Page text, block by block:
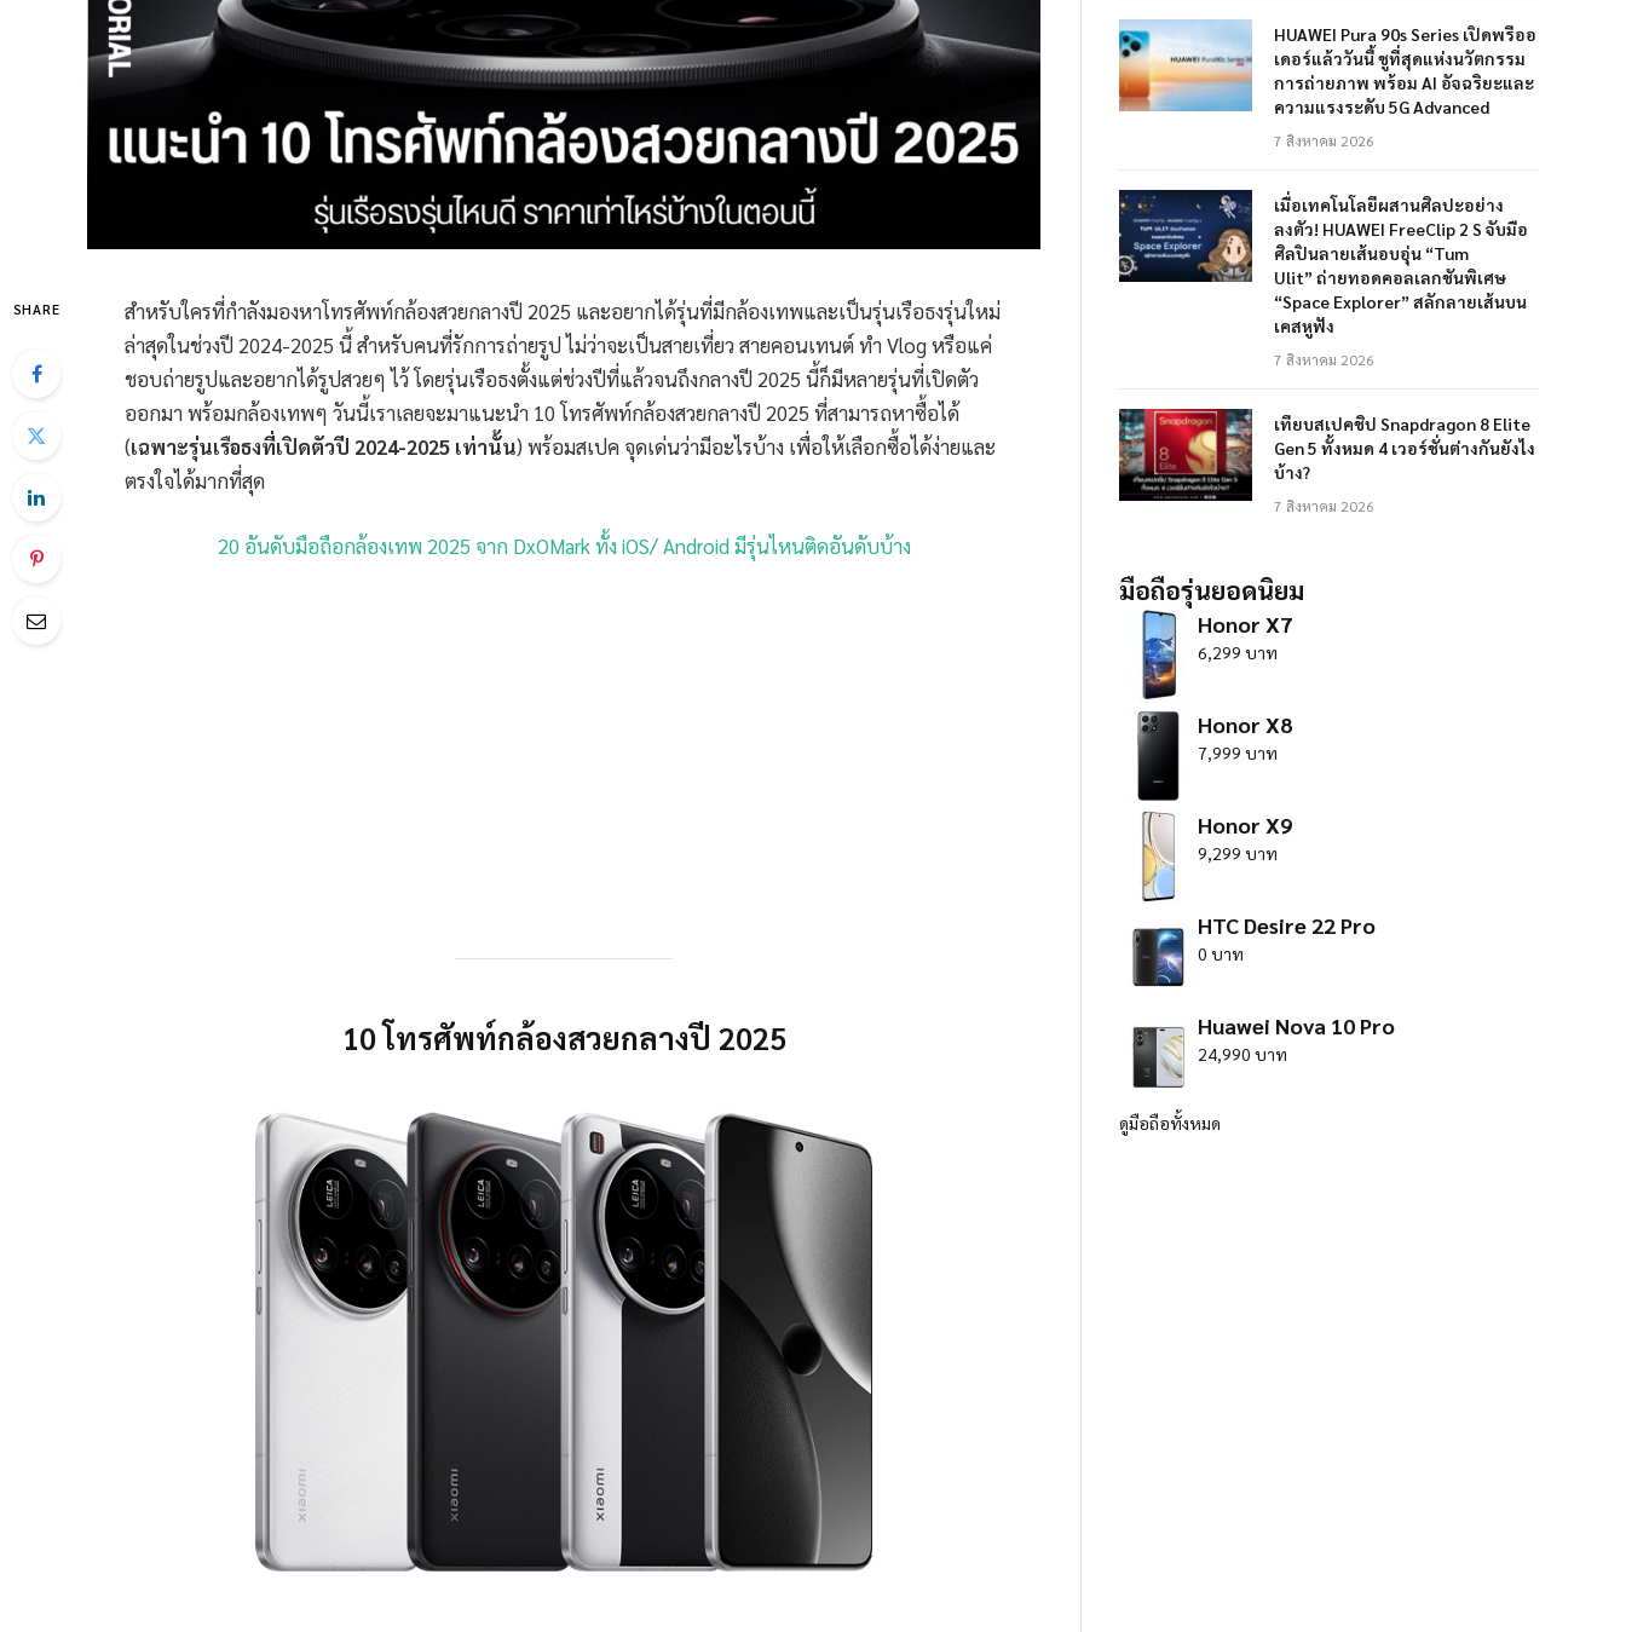
SHARE
สำหรับใครที่กำลังมองหาโทรศัพท์กล้องสวยกลางปี 2025 และอยากได้รุ่นที่มีกล้องเทพและเป็นรุ่นเรือธงรุ่นใหม่
ล่าสุดในช่วงปี 2024-2025 นี้ สำหรับคนที่รักการถ่ายรูป ไม่ว่าจะเป็นสายเที่ยว สายคอนเทนต์ ทำ Vlog หรือแค่
ชอบถ่ายรูปและอยากได้รูปสวยๆ ไว้ โดยรุ่นเรือธงตั้งแต่ช่วงปีที่แล้วจนถึงกลางปี 2025 นี้ก็มีหลายรุ่นที่เปิดตัว
ออกมา พร้อมกล้องเทพๆ วันนี้เราเลยจะมาแนะนำ 10 โทรศัพท์กล้องสวยกลางปี 2025 ที่สามารถหาซื้อได้
(เฉพาะรุ่นเรือธงที่เปิดตัวปี 2024-2025 เท่านั้น) พร้อมสเปค จุดเด่นว่ามีอะไรบ้าง เพื่อให้เลือกซื้อได้ง่ายและ
ตรงใจได้มากที่สุด
20 อันดับมือถือกล้องเทพ 2025 จาก DxOMark ทั้ง iOS/ Android มีรุ่นไหนติดอันดับบ้าง
10 โทรศัพท์กล้องสวยกลางปี 2025
HUAWEI Pura 90s Series เปิดพรีออ
เดอร์แล้ววันนี้ ชูที่สุดแห่งนวัตกรรม
การถ่ายภาพ พร้อม AI อัจฉริยะและ
ความแรงระดับ 5G Advanced
7 สิงหาคม 2026
เมื่อเทคโนโลยีผสานศิลปะอย่าง
ลงตัว! HUAWEI FreeClip 2 S จับมือ
ศิลปินลายเส้นอบอุ่น “Tum
Ulit” ถ่ายทอดคอลเลกชันพิเศษ
“Space Explorer” สลักลายเส้นบน
เคสหูฟัง
7 สิงหาคม 2026
เทียบสเปคชิป Snapdragon 8 Elite
Gen 5 ทั้งหมด 4 เวอร์ชั่นต่างกันยังไง
บ้าง?
7 สิงหาคม 2026
มือถือรุ่นยอดนิยม
Honor X7
6,299 บาท
Honor X8
7,999 บาท
Honor X9
9,299 บาท
HTC Desire 22 Pro
0 บาท
Huawei Nova 10 Pro
24,990 บาท
ดูมือถือทั้งหมด